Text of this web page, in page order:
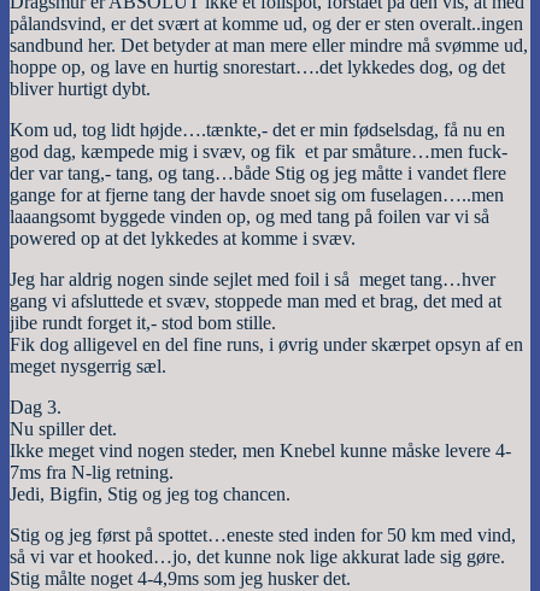
pålandsvind, er det svært at komme ud, og der er sten overalt..ingen
sandbund her. Det betyder at man mere eller mindre må svømme ud,
hoppe op, og lave en hurtig snorestart….det lykkedes dog, og det
bliver hurtigt dybt.
Kom ud, tog lidt højde….tænkte,- det er min fødselsdag, få nu en
god dag, kæmpede mig i svæv, og fik et par småture…men fuck-
der var tang,- tang, og tang…både Stig og jeg måtte i vandet flere
gange for at fjerne tang der havde snoet sig om fuselagen…..men
laaangsomt byggede vinden op, og med tang på foilen var vi så
powered op at det lykkedes at komme i svæv.
Jeg har aldrig nogen sinde sejlet med foil i så meget tang…hver
gang vi afsluttede et svæv, stoppede man med et brag, det med at
jibe rundt forget it,- stod bom stille.
Fik dog alligevel en del fine runs, i øvrig under skærpet opsyn af en
meget nysgerrig sæl.
Dag 3.
Nu spiller det.
Ikke meget vind nogen steder, men Knebel kunne måske levere 4-
7ms fra N-lig retning.
Jedi, Bigfin, Stig og jeg tog chancen.
Stig og jeg først på spottet…eneste sted inden for 50 km med vind,
så vi var et hooked…jo, det kunne nok lige akkurat lade sig gøre.
Stig målte noget 4-4,9ms som jeg husker det.